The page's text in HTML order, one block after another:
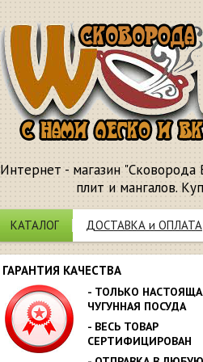
Интернет - магазин "Сковорода
плит и мангалов.
КАТАЛОГ ДОСТАВКА и ОПЛАТА
ГАРАНТИЯ КАЧЕСТВА
- ТОЛЬКО
ЧУГУННАЯ ПОСУДА
- ВЕСЬ ТОВАР
СЕРТИФИЦИРОВАН